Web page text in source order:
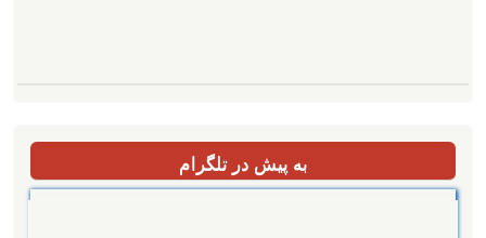
به پیش در تلگرام